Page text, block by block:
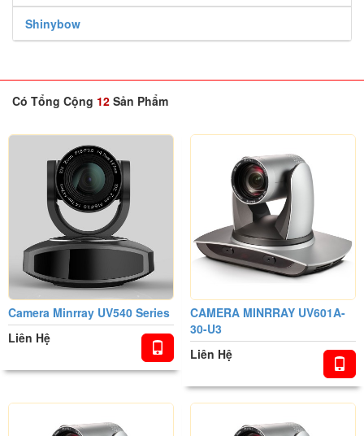
Shinybow
Có Tổng Cộng 12 Sản Phẩm
Camera Minrray UV540 Series
Liên Hệ
CAMERA MINRRAY UV601A-
30-U3
Liên Hệ